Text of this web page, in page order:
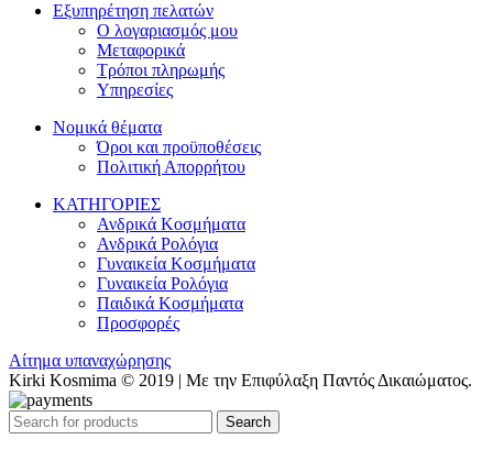
Εξυπηρέτηση πελατών
Ο λογαριασμός μου
Μεταφορικά
Τρόποι πληρωμής
Υπηρεσίες
Νομικά θέματα
Όροι και προϋποθέσεις
Πολιτική Απορρήτου
ΚΑΤΗΓΟΡΙΕΣ
Ανδρικά Κοσμήματα
Ανδρικά Ρολόγια
Γυναικεία Κοσμήματα
Γυναικεία Ρολόγια
Παιδικά Κοσμήματα
Προσφορές
Αίτημα υπαναχώρησης
Kirki Kosmima © 2019 | Με την Επιφύλαξη Παντός Δικαιώματος.
Search